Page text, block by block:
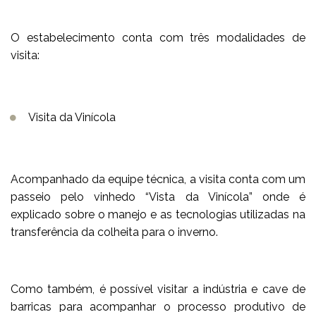
O estabelecimento conta com três modalidades de
visita:
Visita da Vinícola
Acompanhado da equipe técnica, a visita conta com um
passeio pelo vinhedo “Vista da Vinícola” onde é
explicado sobre o manejo e as tecnologias utilizadas na
transferência da colheita para o inverno.
Como também, é possível visitar a indústria e cave de
barricas para acompanhar o processo produtivo de